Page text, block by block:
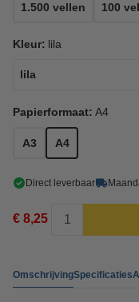
1.500 vellen 100
Kleur: lila
lila
Papierformaat: A4
A3 A4
Direct leverbaar
€ 8,25
OmschrijvingSpecificaties